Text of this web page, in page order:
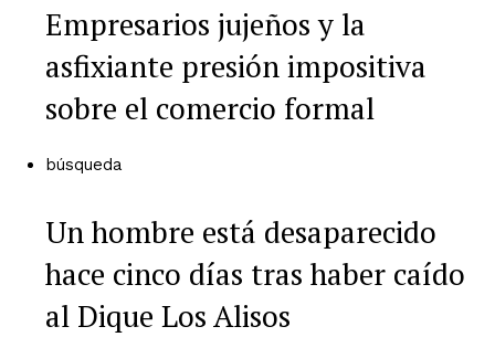
Empresarios jujeños y la
asfixiante presión impositiva
sobre el comercio formal
búsqueda
Un hombre está desaparecido
hace cinco días tras haber caído
al Dique Los Alisos